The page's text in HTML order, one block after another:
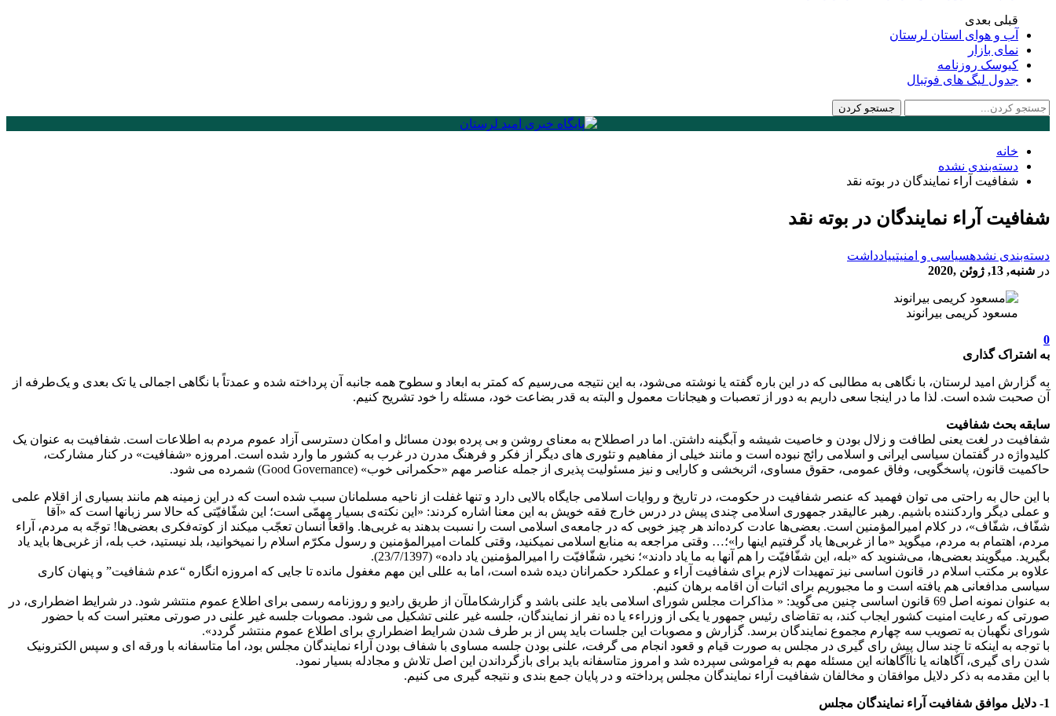
قبلی بعدی
آب و هوای استان لرستان
نمای بازار
کیوسک روزنامه
جدول لیگ های فوتبال
خانه
دسته‌بندی نشده
شفافیت آراء نمایندگان در بوته نقد
شفافیت آراء نمایندگان در بوته نقد
دسته‌بندی نشدهسیاسی و امنیتییادداشت
در شنبه, 13, ژوئن ,2020
مسعود کریمی بیرانوند
0
به اشتراک گذاری
به گزارش امید لرستان، با نگاهی به مطالبی که در این باره گفته یا نوشته می‌شود، به این نتیجه می‌رسیم که کمتر به ابعاد و سطوح همه جانبه آن پرداخته شده و عمدتاً با نگاهی اجمالی یا تک بعدی و یک‌طرفه از
آن صحبت شده است. لذا ما در اینجا سعی داریم به دور از تعصبات و هیجانات معمول و البته به قدر بضاعت خود، مسئله را خود تشریح کنیم.
سابقه بحث شفافیت
شفافیت در لغت یعنی لطافت و زلال بودن و خاصیت شیشه و آبگینه داشتن. اما در اصطلاح به معنای روشن و بی پرده بودن مسائل و امکان دسترسی آزاد عموم مردم به اطلاعات است. شفافیت به عنوان یک
کلیدواژه در گفتمان سیاسی ایرانی و اسلامی رائج نبوده است و مانند خیلی از مفاهیم و تئوری های دیگر از فکر و فرهنگ مدرن در غرب به کشور ما وارد شده است. امروزه «شفافیت» در کنار مشارکت،
حاکمیت قانون، پاسخگویی، وفاق عمومی، حقوق مساوی، اثربخشی و کارایی و نیز مسئولیت پذیری از جمله عناصر مهم «حکمرانی خوب» (Good Governance) شمرده می شود.
با این حال به راحتی می توان فهمید که عنصر شفافیت در حکومت، در تاریخ و روایات اسلامی جایگاه بالایی دارد و تنها غفلت از ناحیه مسلمانان سبب شده است که در این زمینه هم مانند بسیاری از اقلام علمی
و عملی دیگر واردکننده باشیم. رهبر عالیقدر جمهوری اسلامی چندی پیش در درس خارج فقه خویش به این معنا اشاره کردند: «این نکته‌ی بسیار مهمّی است؛ این شفّافیّتی که حالا سر زبانها است که «آقا
شفّاف، شفّاف»، در کلام امیرالمؤمنین است. بعضی‌ها عادت کرد‌ه‌اند هر چیز خوبی که در جامعه‌ی اسلامی است را نسبت بدهند به غربی‌ها. واقعاً انسان تعجّب میکند از کوته‌فکری بعضی‌ها! توجّه به مردم، آراء
مردم، اهتمام به مردم، میگوید «ما از غربی‌ها یاد گرفتیم اینها را»؛… وقتی مراجعه به منابع اسلامی نمیکنید، وقتی کلمات امیرالمؤمنین و رسول مکرّم اسلام را نمیخوانید، بلد نیستید، خب بله، از غربی‌ها باید یاد
بگیرید. میگویند بعضی‌ها، می‌شنوید که «بله، این شفّافیّت را هم آنها به ما یاد دادند»؛ نخیر، شفّافیّت را امیرالمؤمنین یاد داده» (23/7/1397).
علاوه بر مکتب اسلام در قانون اساسی نیز تمهیدات لازم برای شفافیت آراء و عملکرد حکمرانان دیده شده است، اما به عللی این مهم مغفول مانده تا جایی که امروزه انگاره “عدم شفافیت” و پنهان کاری
سیاسی مدافعانی هم یافته است و ما مجبوریم برای اثبات آن اقامه برهان کنیم.
به عنوان نمونه اصل 69 قانون اساسی چنین می‌گوید: « ‎‎مذاکرات‏ مجلس‏ شورای‏ اسلامی‏ باید علنی‏ باشد و گزارش‏کامل‏آن‏ از طریق‏ رادیو و روزنامه‏ رسمی‏ برای‏ اطلاع‏ عموم‏ منتشر شود. در شرایط اضطراری‏، در
صورتی‏ که‏ رعایت‏ امنیت‏ کشور ایجاب‏ کند، به‏ تقاضای‏ رئیس‏ جمهور یا یکی‏ از وزراءء یا ده‏ نفر از نمایندگان‏، جلسه‏ غیر علنی‏ تشکیل‏ می‏ شود. مصوبات‏ جلسه‏ غیر علنی‏ در صورتی‏ معتبر است‏ که‏ با حضور
شورای‏ نگهبان‏ به‏ تصویب‏ سه‏ چهارم‏ مجموع‏ نمایندگان‏ برسد. گزارش‏ و مصوبات‏ این‏ جلسات‏ باید پس‏ از بر طرف‏ شدن‏ شرایط اضطراری‏ برای‏ اطلاع‏ عموم‏ منتشر گردد».
با توجه به اینکه تا چند سال پیش رای گیری در مجلس به صورت قیام و قعود انجام می گرفت، علنی بودن جلسه مساوی با شفاف بودن آراء نمایندگان مجلس بود، اما متاسفانه با ورقه ای و سپس الکترونیک
شدن رای گیری، آگاهانه یا ناآگاهانه این مسئله مهم به فراموشی سپرده شد و امروز متاسفانه باید برای بازگرداندن این اصل تلاش و مجادله بسیار نمود.
با این مقدمه به ذکر دلایل موافقان و مخالفان شفافیت آراء نمایندگان مجلس پرداخته و در پایان جمع بندی و نتیجه گیری می کنیم.
1- دلایل موافق شفافیت آراء نمایندگان مجلس